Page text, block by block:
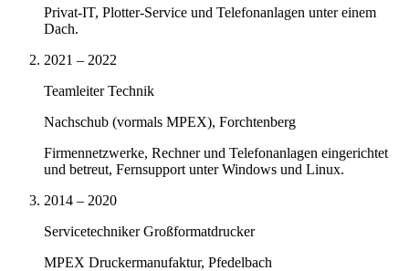
Privat-IT, Plotter-Service und Telefonanlagen unter einem
Dach.
2021 – 2022
Teamleiter Technik
Nachschub (vormals MPEX), Forchtenberg
Firmennetzwerke, Rechner und Telefonanlagen eingerichtet
und betreut, Fernsupport unter Windows und Linux.
2014 – 2020
Servicetechniker Großformatdrucker
MPEX Druckermanufaktur, Pfedelbach